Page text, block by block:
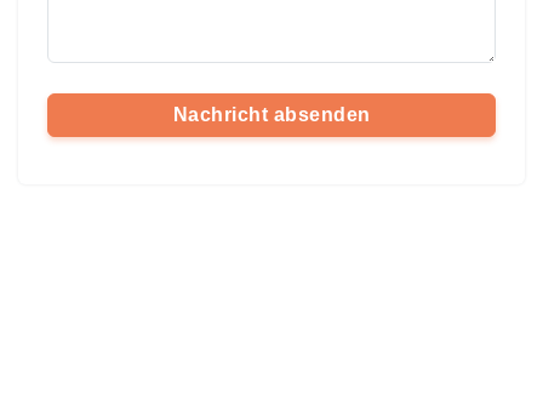
Nachricht absenden